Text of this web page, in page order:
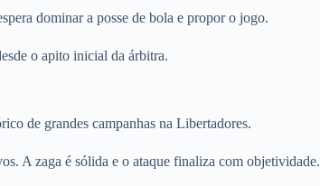
dominar a posse de bola e propor o jogo.
o apito inicial da árbitra.
de grandes campanhas na Libertadores.
A zaga é sólida e o ataque finaliza com objetividade.